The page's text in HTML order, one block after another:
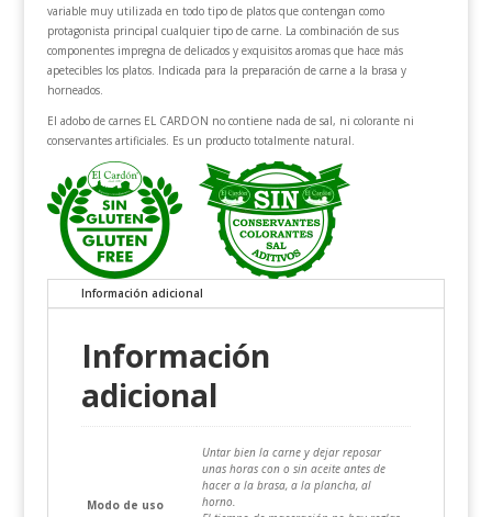
variable muy utilizada en todo tipo de platos que contengan como
protagonista principal cualquier tipo de carne. La combinación de sus
componentes impregna de delicados y exquisitos aromas que hace más
apetecibles los platos. Indicada para la preparación de carne a la brasa y
horneados.
El adobo de carnes EL CARDON no contiene nada de sal, ni colorante ni
conservantes artificiales. Es un producto totalmente natural.
Información adicional
Información
adicional
Modo de uso
Untar bien la carne y dejar reposar
unas horas con o sin aceite antes de
hacer a la brasa, a la plancha, al
horno.